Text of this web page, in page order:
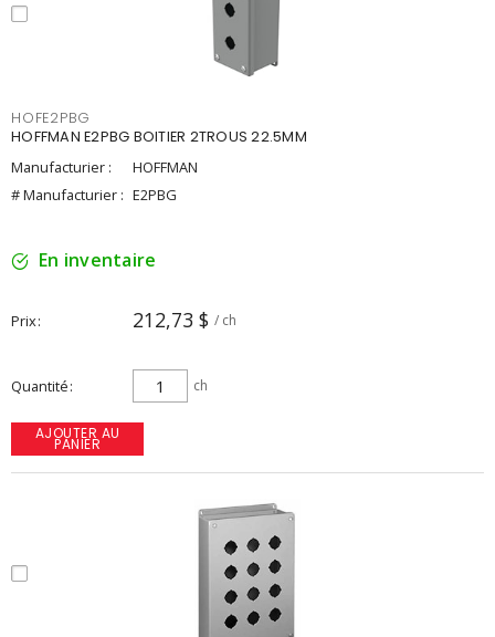
HOFE2PBG
HOFFMAN E2PBG BOITIER 2TROUS 22.5MM
Manufacturier :
HOFFMAN
# Manufacturier : E2PBG
En inventaire
Prix 212,73 $ / ch
Quantité ch
AJOUTER AU
PANIER